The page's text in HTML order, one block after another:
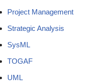
Project Management
Strategic Analysis
SysML
TOGAF
UML